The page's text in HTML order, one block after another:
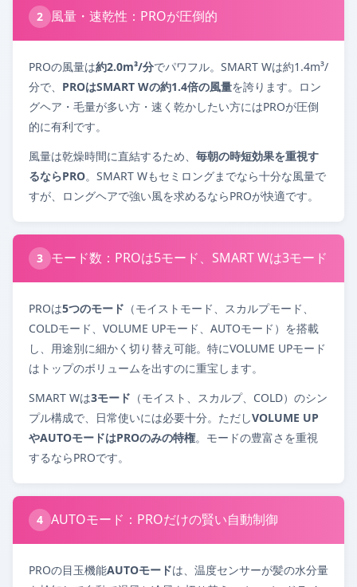
2 風量・速乾性：PROが圧倒的
PROの風量は約2.0m³/分でパワフル。SMART Wは約1.4m³/
分で、 PROはSMART Wの約1.4倍の風量を誇ります。ロン
グヘア・毛量が多い方・速く乾かしたい方にはPROが圧倒
的に有利です。
風量は乾燥時間に直結するため、 毎朝の時短効果を重視す
るならPRO。SMART Wもセミロングまでなら十分な風量で
すが、ロングヘアで強い風を求めるならPROが快適です。
3 モード数：PROは5モード、SMART Wは3モード
PROは5つのモード （モイストモード、スカルプモード、
COLDモード、VOLUME UPモード、AUTOモード）を搭載
し、用途別に細かく切り替え可能。特にVOLUME UPモード
はトップのボリュームを出すのに重宝します。
SMART Wは3モード （モイスト、スカルプ、COLD）のシン
プル構成で、日常使いには必要十分。ただしVOLUME UP
やAUTOモードはPROのみの特権。モードの豊富さを重視
するならPROです。
4 AUTOモード：PROだけの賢い自動制御
PROの目玉機能AUTOモードは、温度センサーが髪の水分量